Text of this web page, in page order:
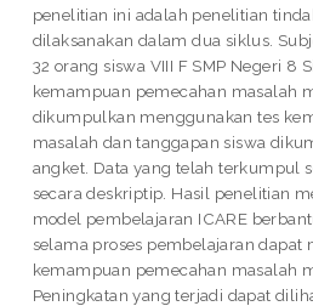
penelitian ini adalah penelitian
dilaksanakan dalam dua siklus.
32 orang siswa VIII F SMP Negeri 8
kemampuan pemecahan masalah
dikumpulkan menggunakan tes
masalah dan tanggapan siswa
angket. Data yang telah terkumpul
secara deskriptip. Hasil penelitian
model pembelajaran ICARE
selama proses pembelajaran dapat
kemampuan pemecahan masalah
Peningkatan yang terjadi dapat